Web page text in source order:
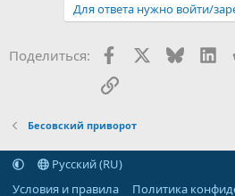
Для ответа нужно войти/
Поделиться: Facebook Bluesky
Ссылка
Бесовский приворот
Русский (RU)
Условия и правила
Политика